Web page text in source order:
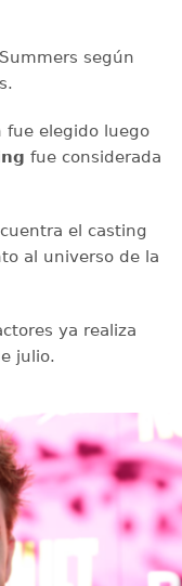
según
elegido luego
fue considerada
el casting
al universo de la
ya realiza
julio.